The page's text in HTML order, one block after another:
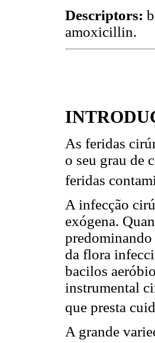
Descriptors:
amoxicillin.
As feridas
o seu grau de
feridas
A infecção
exógena.
da flora
bacilos
instrumental
que presta
A grande